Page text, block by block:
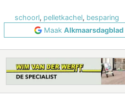
schoorl, pelletkachel, besparing
Maak Alkmaarsdagblad